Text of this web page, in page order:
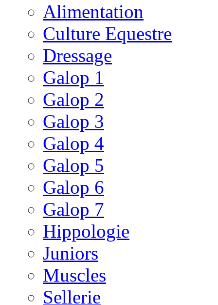
Alimentation
Culture Equestre
Dressage
Galop 1
Galop 2
Galop 3
Galop 4
Galop 5
Galop 6
Galop 7
Hippologie
Juniors
Muscles
Sellerie